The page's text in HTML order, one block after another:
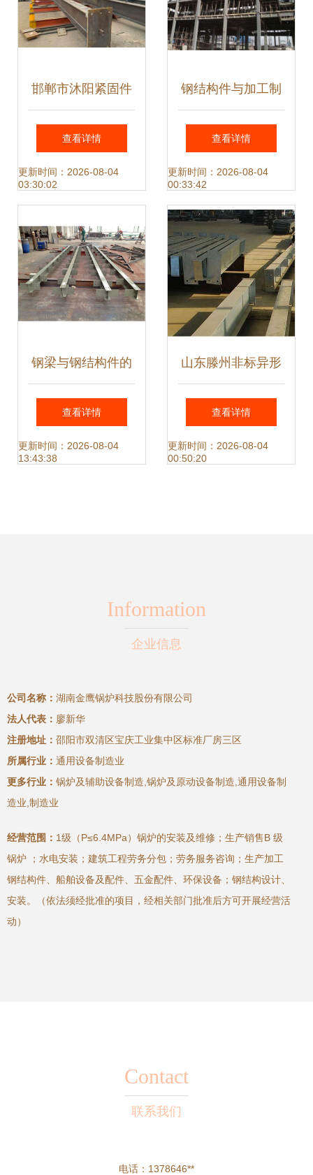
邯郸市沐阳紧固件
入驻钢构宝 企业改
革，技术与思维缺
查看详情
更新时间：2026-08-04
03:30:02
钢结构件与加工制
作特点解析——基
于山东三维钢结构
公司的实践
查看详情
更新时间：2026-08-04
00:33:42
钢梁与钢结构件的
制造与应用分析
查看详情
更新时间：2026-08-04
13:43:38
山东滕州非标异形
钢结构件加工 20年
专注，铸就工业脊
查看详情
更新时间：2026-08-04
00:50:20
Information
企业信息
公司名称： 湖南金鹰锅炉科技股份有限公司
法人代表： 廖新华
注册地址： 邵阳市双清区宝庆工业集中区标准厂房三区
所属行业： 通用设备制造业
更多行业： 锅炉及辅助设备制造,锅炉及原动设备制造,通用设备制
造业,制造业
经营范围： 1级（P≤6.4MPa）锅炉的安装及维修；生产销售B 级
锅炉 ；水电安装；建筑工程劳务分包；劳务服务咨询；生产加工
钢结构件、船舶设备及配件、五金配件、环保设备；钢结构设计、
安装。（依法须经批准的项目，经相关部门批准后方可开展经营活
动）
Contact
联系我们
电话：1378646**